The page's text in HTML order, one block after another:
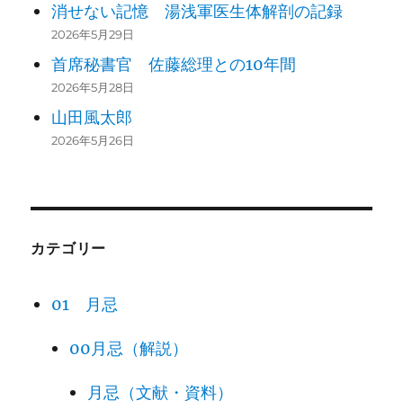
消せない記憶 湯浅軍医生体解剖の記録
2026年5月29日
首席秘書官 佐藤総理との10年間
2026年5月28日
山田風太郎
2026年5月26日
カテゴリー
01 月忌
00月忌（解説）
月忌（文献・資料）